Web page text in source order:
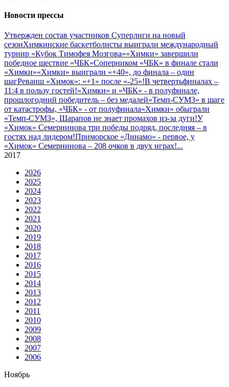
Новости прессы
Утвержден состав участников Cуперлиги на новый
сезонХимкинские баскетболисты выиграли международный
турнир «Кубок Тимофея Мозгова»«Химки» завершили
победное шествие «ЧБК»Соперником «ЧБК» в финале стали
«Химки»«Химки» выиграли «+40», до финала – один
шагРеванш «Химок»: «+1» после «-25»!В четвертьфиналах –
11:4 в пользу гостей!«Химки» и «ЧБК» - в полуфинале,
прошлогодний победитель – без медалей«Темп-СУМЗ» в шаге
от катастрофы, «ЧБК» - от полуфинала«Химки» обыграли
«Темп-СУМЗ», Шарапов не знает промахов из-за дуги!У
«Химок» Семернинова три победы подряд, последняя – в
гостях над лидером!Приморское «Динамо» - первое, у
«Химок» Семернинова – 208 очков в двух играх!...
2017
2026
2025
2024
2023
2022
2021
2020
2019
2018
2017
2016
2015
2014
2013
2012
2011
2010
2009
2008
2007
2006
Ноябрь